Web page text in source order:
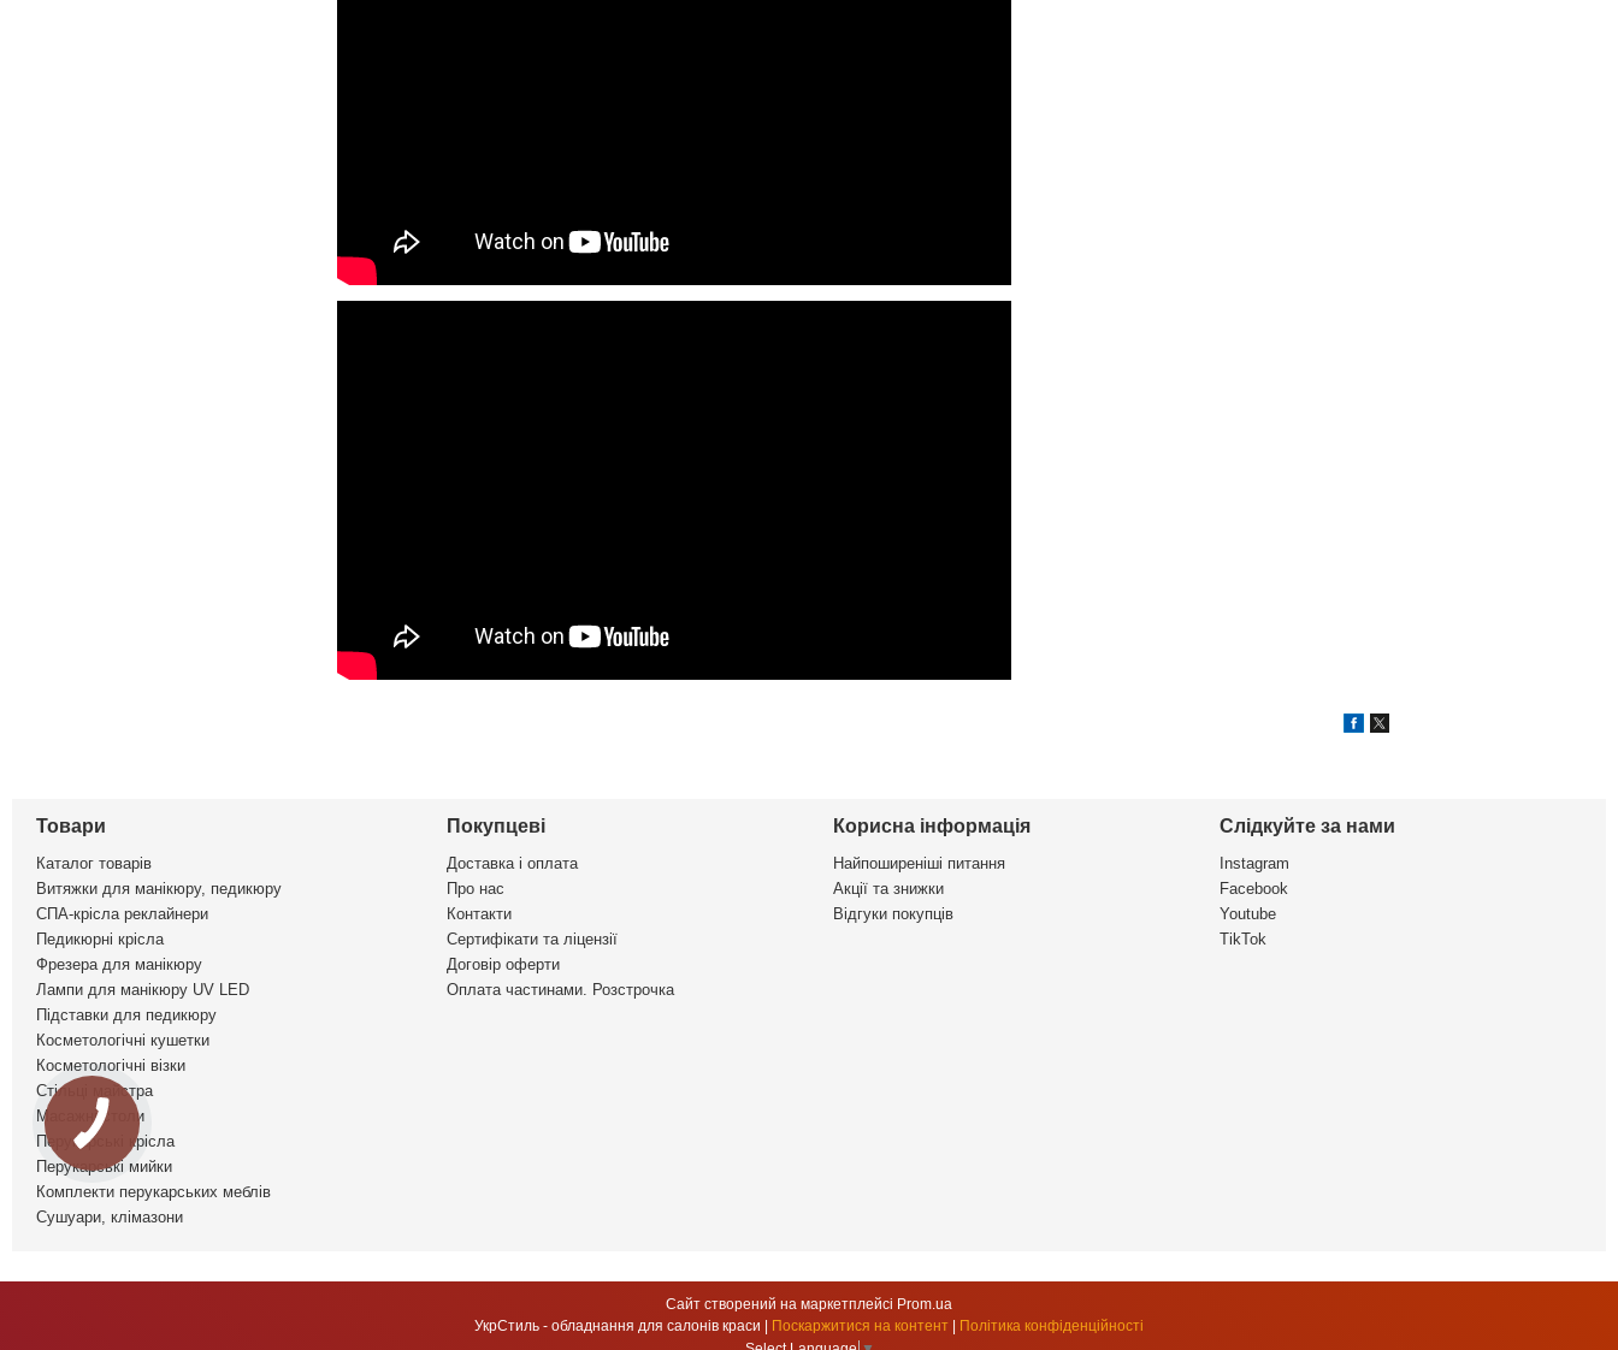
Товари
Каталог товарів
Витяжки для манікюру, педикюру
СПА-крісла реклайнери
Педикюрні крісла
Фрезера для манікюру
Лампи для манікюру UV LED
Підставки для педикюру
Косметологічні кушетки
Косметологічні візки
Стільці майстра
Масажні столи
Перукарські крісла
Перукарські мийки
Комплекти перукарських меблів
Сушуари, клімазони
Покупцеві
Доставка і оплата
Про нас
Контакти
Сертифікати та ліцензії
Договір оферти
Оплата частинами. Розстрочка
Корисна інформація
Найпоширеніші питання
Акції та знижки
Відгуки покупців
Слідкуйте за нами
Instagram
Facebook
Youtube
TikTok
Сайт створений на маркетплейсі Prom.ua
Поскаржитися на контент
Політика конфіденційності